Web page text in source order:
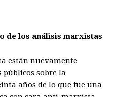
de los análisis marxistas
están nuevamente
públicos sobre la
años de lo que fue una